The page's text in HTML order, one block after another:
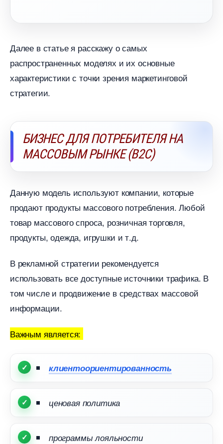
Далее в статье я расскажу о самых
распространенных моделях и их основные
характеристики с точки зрения маркетинговой
стратегии.
БИЗНЕС ДЛЯ ПОТРЕБИТЕЛЯ НА
МАССОВЫМ РЫНКЕ (B2C)
Данную модель используют компании, которые
продают продукты массового потребления. Любой
товар массового спроса, розничная торговля,
продукты, одежда, игрушки и т.д.
рекламной стратегии рекомендуется
использовать все доступные источники трафика.
том числе и продвижение в средствах массовой
информации.
ажным является:
клиентоориентированность
ценовая политика
программы лояльности